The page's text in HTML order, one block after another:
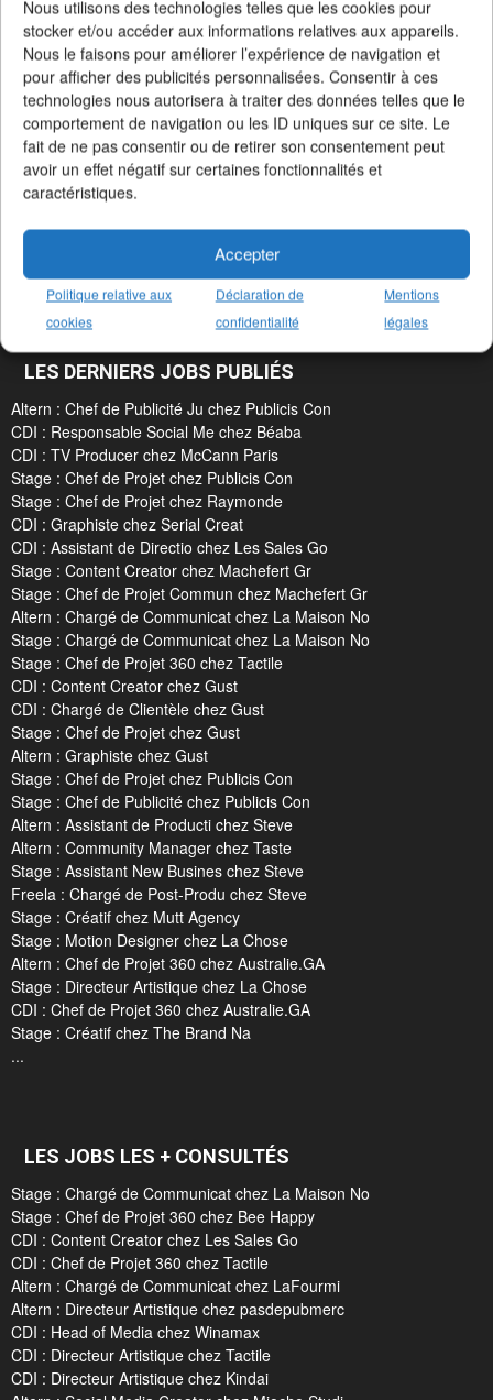
Nous utilisons des technologies telles que les cookies pour
stocker et/ou accéder aux informations relatives aux appareils.
Nous le faisons pour améliorer l’expérience de navigation et
pour afficher des publicités personnalisées. Consentir à ces
technologies nous autorisera à traiter des données telles que le
comportement de navigation ou les ID uniques sur ce site. Le
fait de ne pas consentir ou de retirer son consentement peut
avoir un effet négatif sur certaines fonctionnalités et
caractéristiques.
Accepter
Politique relative aux
cookies
Déclaration de
confidentialité
Mentions
légales
Un Job dans la Pub en 3 chiffres clés
+19412 offres d'emploi
+2163 agenceset annonceurs
LES DERNIERS JOBS PUBLIÉS
Altern : Chef de Publicité Ju chez Publicis Con
CDI : Responsable Social Me chez Béaba
CDI : TV Producer chez McCann Paris
Stage : Chef de Projet chez Publicis Con
Stage : Chef de Projet chez Raymonde
CDI : Graphiste chez Serial Creat
CDI : Assistant de Directio chez Les Sales Go
Stage : Content Creator chez Machefert Gr
Stage : Chef de Projet Commun chez Machefert Gr
Altern : Chargé de Communicat chez La Maison No
Stage : Chargé de Communicat chez La Maison No
Stage : Chef de Projet 360 chez Tactile
CDI : Content Creator chez Gust
CDI : Chargé de Clientèle chez Gust
Stage : Chef de Projet chez Gust
Altern : Graphiste chez Gust
Stage : Chef de Projet chez Publicis Con
Stage : Chef de Publicité chez Publicis Con
Altern : Assistant de Producti chez Steve
Altern : Community Manager chez Taste
Stage : Assistant New Busines chez Steve
Freela : Chargé de Post-Produ chez Steve
Stage : Créatif chez Mutt Agency
Stage : Motion Designer chez La Chose
Altern : Chef de Projet 360 chez Australie.GA
Stage : Directeur Artistique chez La Chose
CDI : Chef de Projet 360 chez Australie.GA
Stage : Créatif chez The Brand Na
...
LES JOBS LES + CONSULTÉS
Stage : Chargé de Communicat chez La Maison No
Stage : Chef de Projet 360 chez Bee Happy
CDI : Content Creator chez Les Sales Go
CDI : Chef de Projet 360 chez Tactile
Altern : Chargé de Communicat chez LaFourmi
Altern : Directeur Artistique chez pasdepubmerc
CDI : Head of Media chez Winamax
CDI : Directeur Artistique chez Tactile
CDI : Directeur Artistique chez Kindai